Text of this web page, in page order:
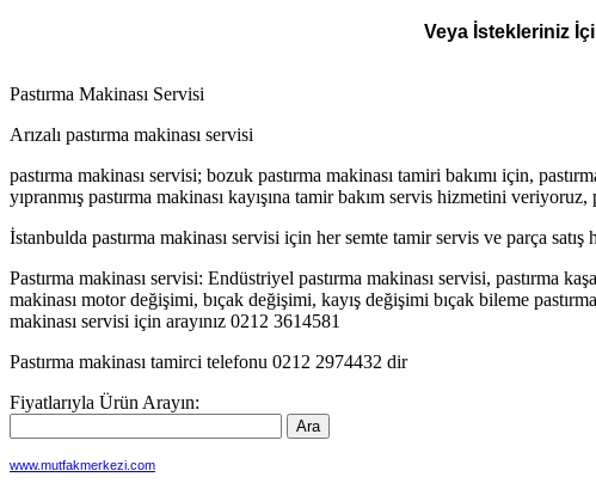
Veya İstekleriniz
Pastırma Makinası Servisi
Arızalı pastırma makinası servisi
pastırma makinası servisi; bozuk pastırma makinası tamiri bakımı için,
yıpranmış pastırma makinası kayışına tamir bakım servis hizmetini
İstanbulda pastırma makinası servisi için her semte tamir servis ve parça satış
Pastırma makinası servisi: Endüstriyel pastırma makinası servisi, pastırma
makinası motor değişimi, bıçak değişimi, kayış değişimi bıçak bileme
makinası servisi için arayınız 0212 3614581
Pastırma makinası tamirci telefonu 0212 2974432 dir
Fiyatlarıyla Ürün Arayın:
www.mutfakmerkezi.com